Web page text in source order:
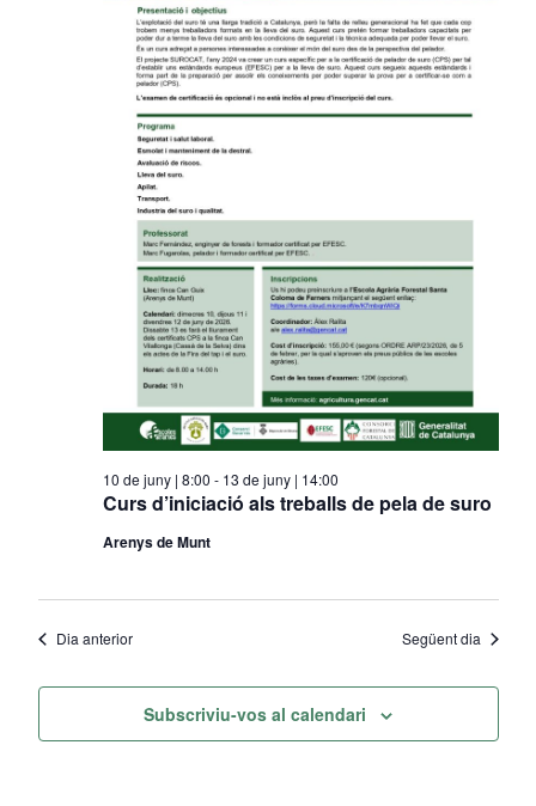
Curs d’iniciació als treballs de pela de suro
10 de juny | 8:00 - 13 de juny | 14:00
Arenys de Munt
Dia anterior Següent dia
Subscriviu-vos al calendari